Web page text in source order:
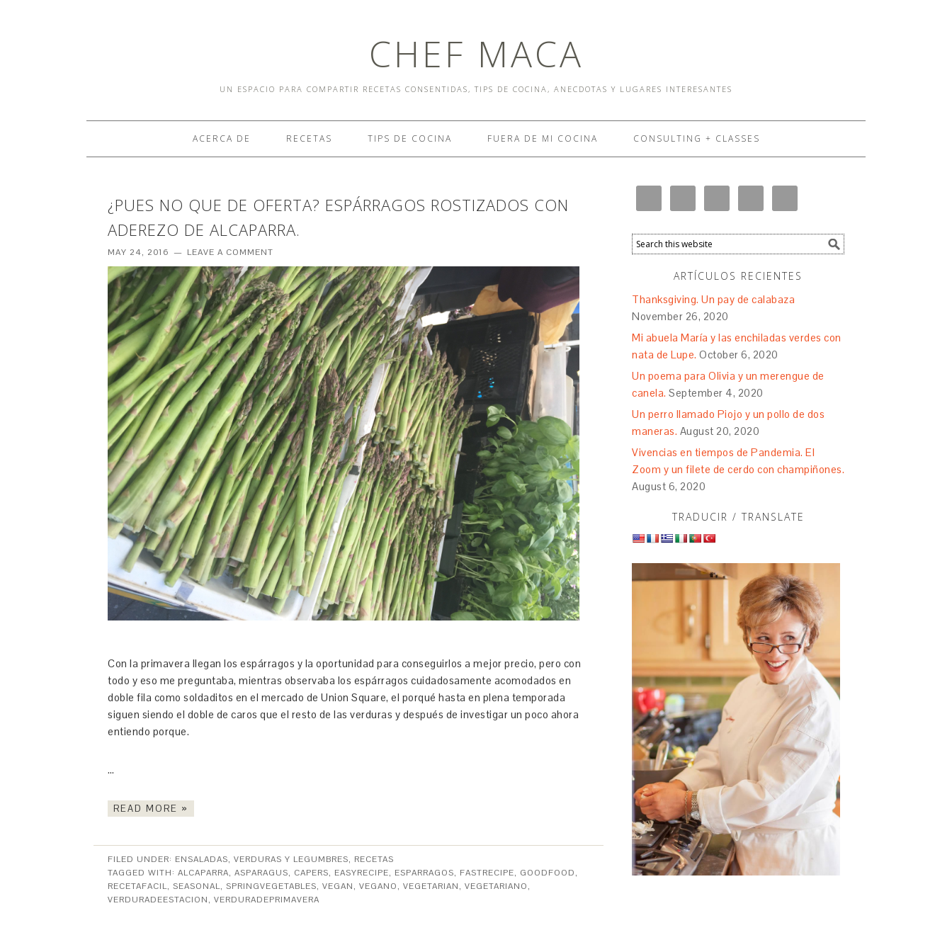
CHEF MACA
UN ESPACIO PARA COMPARTIR RECETAS CONSENTIDAS, TIPS DE COCINA, ANECDOTAS Y LUGARES INTERESANTES
ACERCA DE RECETAS TIPS DE COCINA FUERA DE MI COCINA CONSULTING + CLASSES
¿PUES NO QUE DE OFERTA? ESPÁRRAGOS ROSTIZADOS CON
ADEREZO DE ALCAPARRA.
MAY 24, 2016 LEAVE A COMMENT
Con la primavera llegan los espárragos y la oportunidad para conseguirlos a mejor precio, pero con
todo y eso me preguntaba, mientras observaba los espárragos cuidadosamente acomodados en
doble fila como soldaditos en el mercado de Union Square, el porqué hasta en plena temporada
siguen siendo el doble de caros que el resto de las verduras y después de investigar un poco ahora
entiendo porque.
…
READ MORE »
FILED UNDER: ENSALADAS, VERDURAS Y LEGUMBRES, RECETAS
TAGGED WITH: ALCAPARRA, ASPARAGUS, CAPERS, EASYRECIPE, ESPARRAGOS, FASTRECIPE, GOODFOOD,
RECETAFACIL, SEASONAL, SPRINGVEGETABLES, VEGAN, VEGANO, VEGETARIAN, VEGETARIANO,
VERDURADEESTACION, VERDURADEPRIMAVERA
ARTÍCULOS RECIENTES
Thanksgiving. Un pay de calabaza
November 26, 2020
Mi abuela María y las enchiladas verdes con
nata de Lupe. October 6, 2020
Un poema para Olivia y un merengue de
canela. September 4, 2020
Un perro llamado Piojo y un pollo de dos
maneras. August 20, 2020
Vivencias en tiempos de Pandemia. El
Zoom y un filete de cerdo con champiñones.
August 6, 2020
TRADUCIR / TRANSLATE